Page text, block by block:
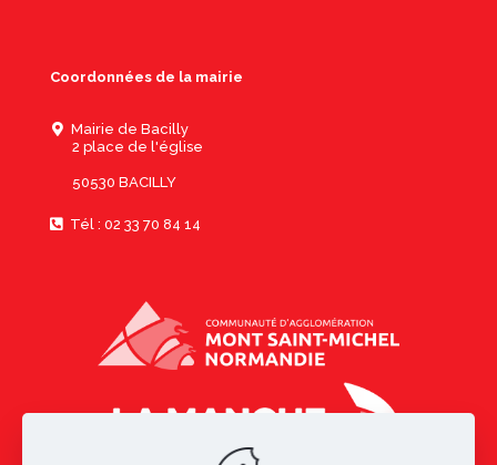
Coordonnées de la mairie
Mairie de Bacilly
2 place de l'église
50530 BACILLY
Tél : 02 33 70 84 14